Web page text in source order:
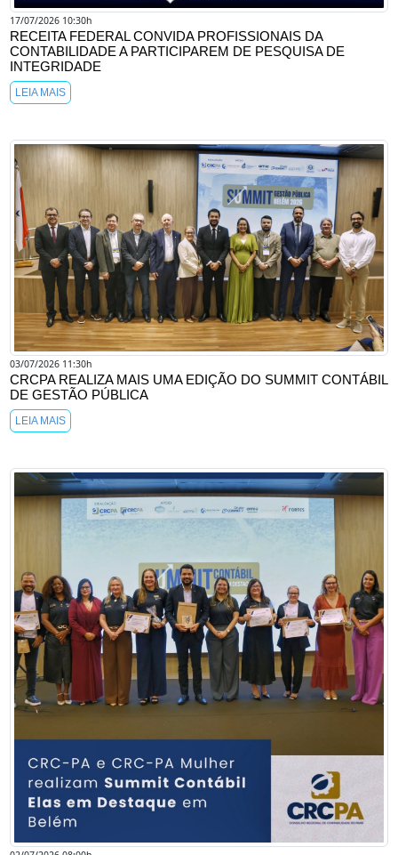
17/07/2026 10:30h
RECEITA FEDERAL CONVIDA PROFISSIONAIS DA
CONTABILIDADE A PARTICIPAREM DE PESQUISA DE
INTEGRIDADE
LEIA MAIS
03/07/2026 11:30h
CRCPA REALIZA MAIS UMA EDIÇÃO DO SUMMIT CONTÁBIL
DE GESTÃO PÚBLICA
LEIA MAIS